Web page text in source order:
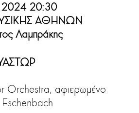
20:30
ΑΘΗΝΩΝ
Λαμπράκης
Orchestra, αφιερωμένο